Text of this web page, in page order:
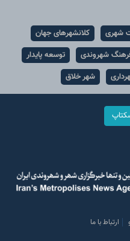
شهری
کلانشهرهای جهان
شهروندی
توسعه پایدار
شهر خلاق
ارتباط با ما